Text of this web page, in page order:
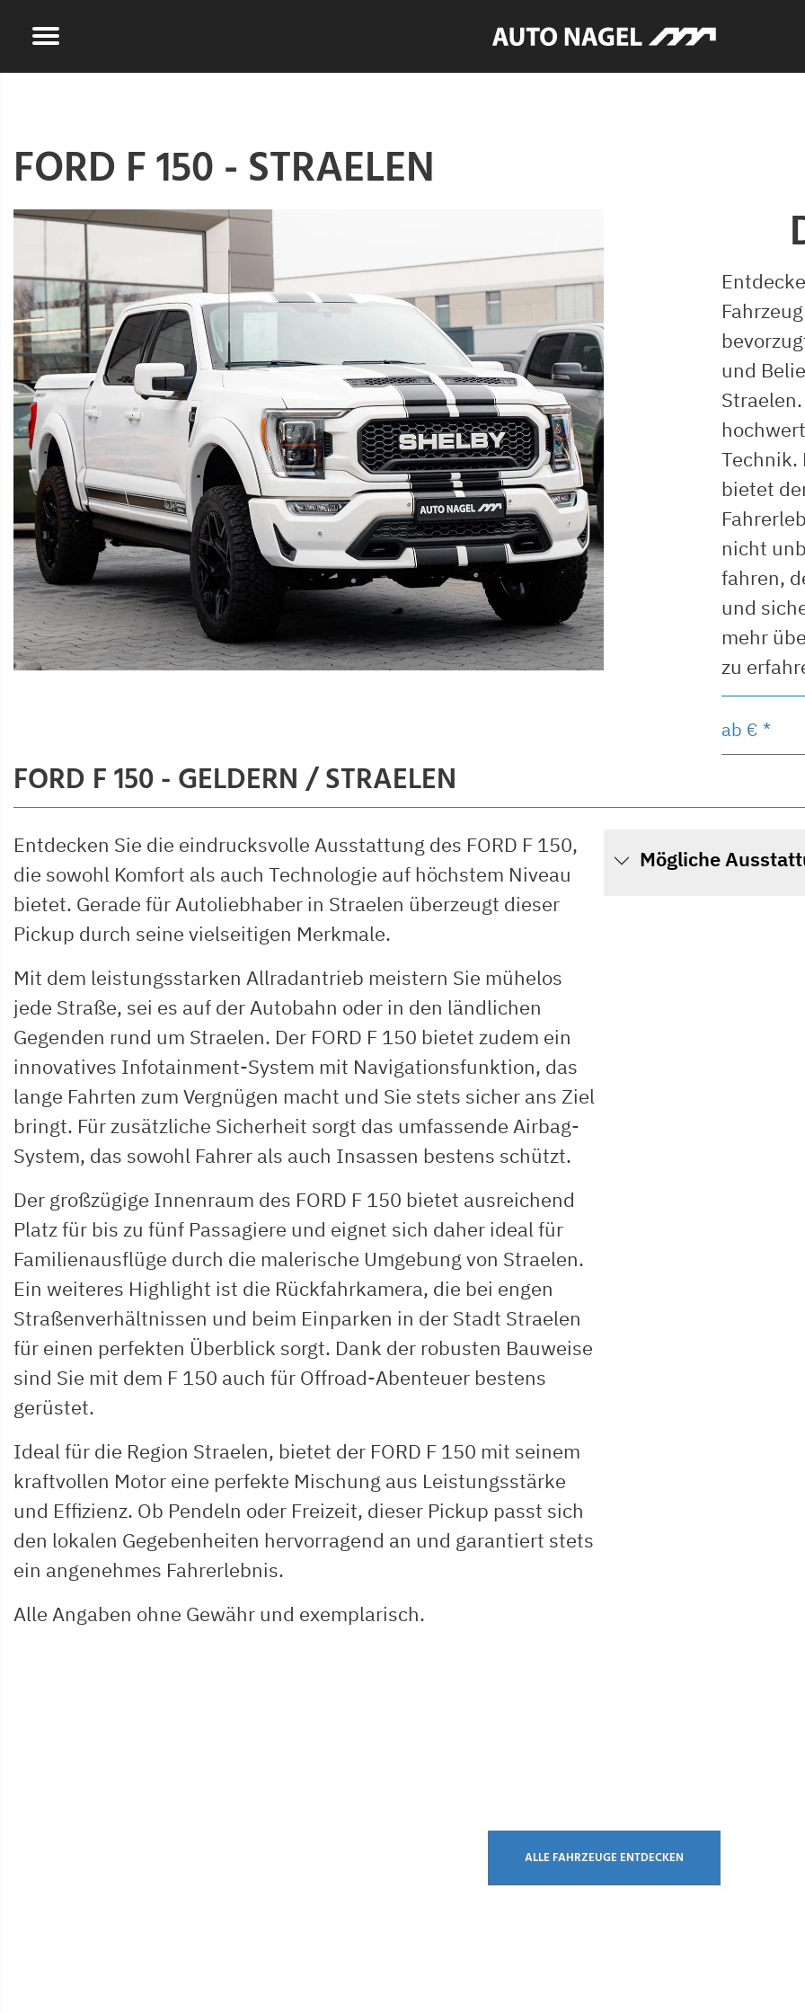
FORD F 150 - STRAELEN
und
Technik.
bietet
nicht
fahren,
und
mehr
zu
ab € *
FORD F 150 - GELDERN / STRAELEN
Entdecken Sie die eindrucksvolle Ausstattung des FORD F 150,
die sowohl Komfort als auch Technologie auf höchstem Niveau
bietet. Gerade für Autoliebhaber in Straelen überzeugt dieser
Pickup durch seine vielseitigen Merkmale.
Mit dem leistungsstarken Allradantrieb meistern Sie mühelos
jede Straße, sei es auf der Autobahn oder in den ländlichen
Gegenden rund um Straelen. Der FORD F 150 bietet zudem ein
innovatives Infotainment-System mit Navigationsfunktion, das
lange Fahrten zum Vergnügen macht und Sie stets sicher ans Ziel
bringt. Für zusätzliche Sicherheit sorgt das umfassende Airbag-
System, das sowohl Fahrer als auch Insassen bestens schützt.
Der großzügige Innenraum des FORD F 150 bietet ausreichend
Platz für bis zu fünf Passagiere und eignet sich daher ideal für
Familienausflüge durch die malerische Umgebung von Straelen.
Ein weiteres Highlight ist die Rückfahrkamera, die bei engen
Straßenverhältnissen und beim Einparken in der Stadt Straelen
für einen perfekten Überblick sorgt. Dank der robusten Bauweise
sind Sie mit dem F 150 auch für Offroad-Abenteuer bestens
gerüstet.
Ideal für die Region Straelen, bietet der FORD F 150 mit seinem
kraftvollen Motor eine perfekte Mischung aus Leistungsstärke
und Effizienz. Ob Pendeln oder Freizeit, dieser Pickup passt sich
den lokalen Gegebenheiten hervorragend an und garantiert stets
ein angenehmes Fahrerlebnis.
Alle Angaben ohne Gewähr und exemplarisch.
Mögliche
ALLE FAHRZEUGE ENTDECKEN